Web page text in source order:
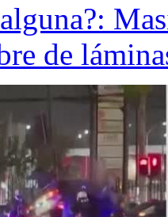
de